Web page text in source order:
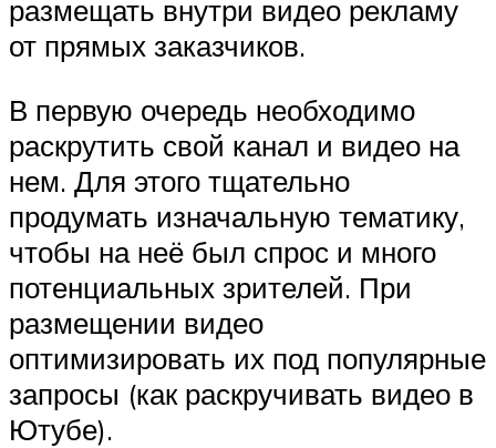
размещать внутри видео рекламу
от прямых заказчиков.
В первую очередь необходимо
раскрутить свой канал и видео на
нем. Для этого тщательно
продумать изначальную тематику,
чтобы на неё был спрос и много
потенциальных зрителей. При
размещении видео
оптимизировать их под популярные
запросы (как раскручивать видео в
Ютубе).